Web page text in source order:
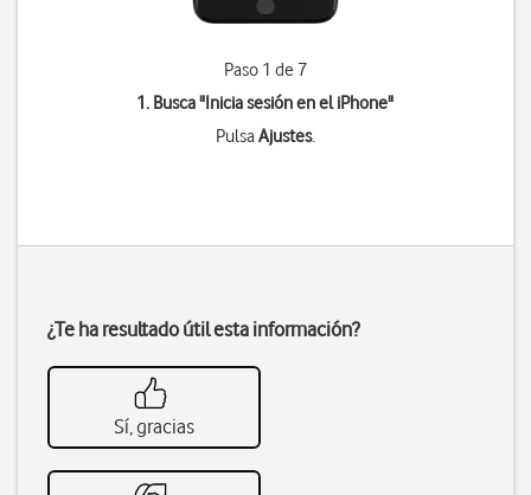
Paso 1 de 7
1. Busca "Inicia sesión en el iPhone"
PulsaAjustes.
¿Te ha resultado útil esta información?
Sí, gracias